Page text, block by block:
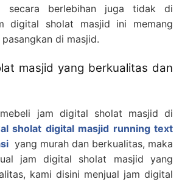
secara berlebihan juga tidak di
digital sholat masjid ini memang
di masjid.
masjid yang berkualitas dan
jam digital sholat masjid di
sholat digital masjid running text
yang murah dan berkualitas, maka
jam digital sholat masjid yang
kami disini menjual jam digital